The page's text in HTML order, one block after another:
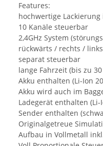
Features:
hochwertige Lackierung
10 Kanäle steuerbar
2,4GHz System
rückwärts / rechts /
separat steuerbar
lange Fahrzeit (bis zu
Akku enthalten (Li-Ion
Akku wird auch im
Ladegerät enthalten (Li-
Sender enthalten
Originalgetreue
Aufbau in Vollmetall